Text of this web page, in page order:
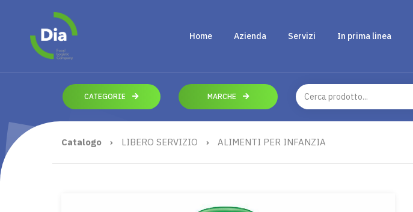
Home Azienda Servizi In prima linea
CATEGORIE MARCHE
Catalogo › LIBERO SERVIZIO › ALIMENTI PER INFANZIA